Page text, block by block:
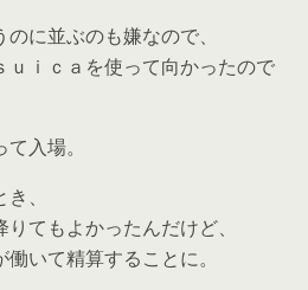
に並ぶのも嫌なので、
ｕｉｃａを使って向かったので
入場。
、
てもよかったんだけど、
いて精算することに。